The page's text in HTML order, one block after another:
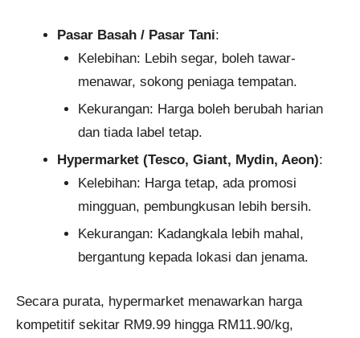
Pasar Basah / Pasar Tani:
Kelebihan: Lebih segar, boleh tawar-
menawar, sokong peniaga tempatan.
Kekurangan: Harga boleh berubah harian
dan tiada label tetap.
Hypermarket (Tesco, Giant, Mydin, Aeon):
Kelebihan: Harga tetap, ada promosi
mingguan, pembungkusan lebih bersih.
Kekurangan: Kadangkala lebih mahal,
bergantung kepada lokasi dan jenama.
Secara purata, hypermarket menawarkan harga
kompetitif sekitar RM9.99 hingga RM11.90/kg,